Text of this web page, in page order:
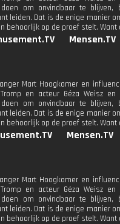
om onvindbaar te
leiden. Dat is de enige manier
behoorlijk op de proef stelt.
Mensen.TV
Mart Hoogkamer en
Tromp en acteur Géza Weisz
om onvindbaar te
leiden. Dat is de enige manier
behoorlijk op de proef stelt.
Mensen.TV
Mart Hoogkamer en
Tromp en acteur Géza Weisz
om onvindbaar te
leiden. Dat is de enige manier
behoorlijk op de proef stelt.